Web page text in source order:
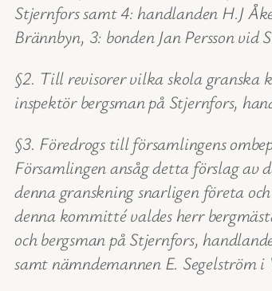
Stjernfors samt 4: handlanden H.J
Brännbyn, 3: bonden Jan Persson vid
§2. Till revisorer vilka skola granska
inspektör bergsman på Stjernfors,
§3. Föredrogs till församlingens
Församlingen ansåg detta förslag
denna granskning snarligen företa
denna kommitté valdes herr
och bergsman på Stjernfors,
samt nämndemannen E. Segelström